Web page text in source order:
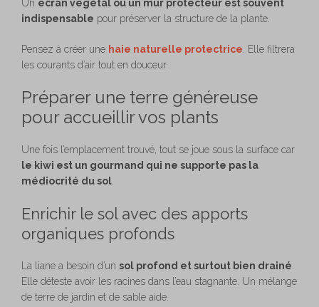
Un écran végétal ou un mur protecteur est souvent
indispensable pour préserver la structure de la plante.
Pensez à créer une haie naturelle protectrice. Elle filtrera
les courants d’air tout en douceur.
Préparer une terre généreuse
pour accueillir vos plants
Une fois l’emplacement trouvé, tout se joue sous la surface car
le kiwi est un gourmand qui ne supporte pas la
médiocrité du sol.
Enrichir le sol avec des apports
organiques profonds
La liane a besoin d’un sol profond et surtout bien drainé.
Elle déteste avoir les racines dans l’eau stagnante. Un mélange
de terre de jardin et de sable aide.